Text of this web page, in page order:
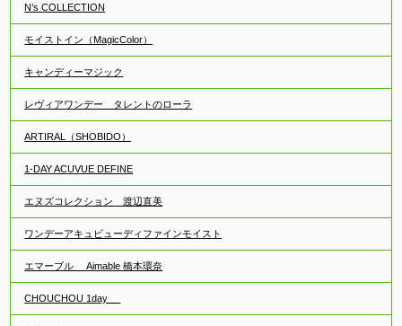
N’s COLLECTION
モイストイン（MagicColor）
キャンディーマジック
レヴィアワンデー タレントのローラ
ARTIRAL（SHOBIDO）
1-DAY ACUVUE DEFINE
エヌズコレクション 渡辺直美
ワンデーアキュビューディファインモイスト
エマーブル Aimable 橋本環奈
CHOUCHOU 1day